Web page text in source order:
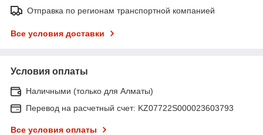
Отправка по регионам транспортной компанией
Все условия доставки
Условия оплаты
Наличными (только для Алматы)
Перевод на расчетный счет: KZ07722S000023603793
Все условия оплаты